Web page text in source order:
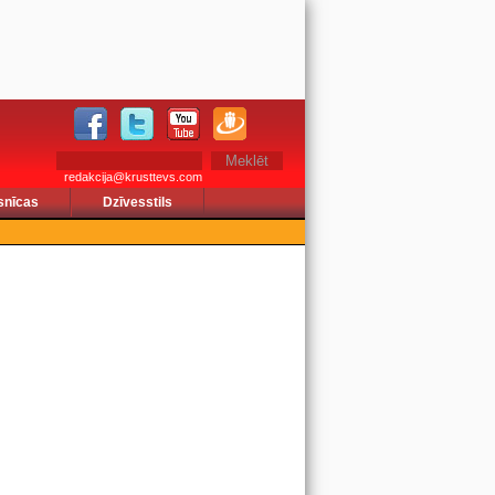
redakcija@krusttevs.com
Dzīvesstils